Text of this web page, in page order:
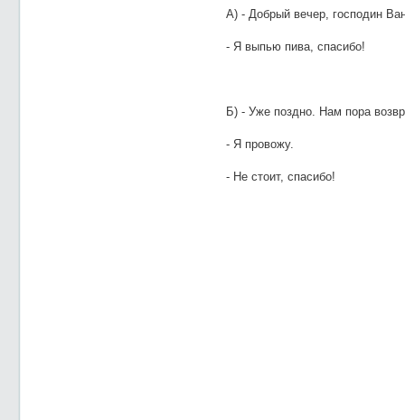
А) - Добрый вечер, господин
- Я выпью пива, спасибо!
Б) - Уже поздно. Нам пора
- Я провожу.
- Не стоит, спасибо!